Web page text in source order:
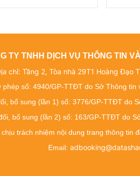
TY TNHH DỊCH VỤ THÔNG TIN
chỉ: Tầng 2, Tòa nhà 29T1 Hoàng Đạo
phép số: 4940/GP-TTĐT do Sở Thông
bổ sung (lần 1) số: 3776/GP-TTĐT do
bổ sung (lần 2) số: 163/GP-TTĐT do
trách nhiệm nội dung trang thông tin
Email: